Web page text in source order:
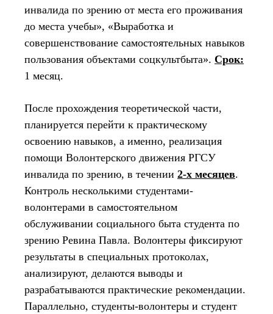
инвалида по зрению от места его проживания
до места учебы», «Выработка и
совершенствование самостоятельных навыков
пользования объектами соцкультбыта». Срок:
1 месяц.
После прохождения теоретической части,
планируется перейти к практическому
освоению навыков, а именно, реализация
помощи Волонтерского движения РГСУ
инвалида по зрению, в течении 2-х месяцев.
Контроль несколькими студентами-
волонтерами в самостоятельном
обслуживании социального быта студента по
зрению Ревина Павла. Волонтеры фиксируют
результаты в специальных протоколах,
анализируют, делаются выводы и
разрабатываются практические рекомендации.
Параллельно, студенты-волонтеры и студент